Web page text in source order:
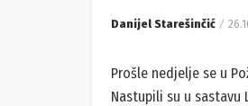
Danijel Starešinčić
Prošle nedjelje se u
Nastupili su u sastavu